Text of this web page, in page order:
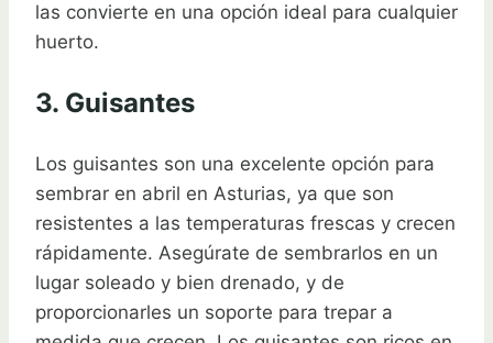
las convierte en una opción ideal para cualquier
huerto.
3. Guisantes
Los guisantes son una excelente opción para
sembrar en abril en Asturias, ya que son
resistentes a las temperaturas frescas y crecen
rápidamente. Asegúrate de sembrarlos en un
lugar soleado y bien drenado, y de
proporcionarles un soporte para trepar a